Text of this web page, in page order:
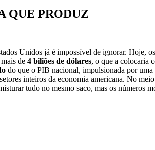
QUE PRODUZ
Unidos já é impossível de ignorar. Hoje,
de 4 biliões de dólares, o que a colocaria
do que o PIB nacional, impulsionada por
inteiros da economia americana. No
tudo no mesmo saco, mas os números